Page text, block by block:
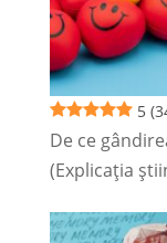
5
De ce
(Explicația